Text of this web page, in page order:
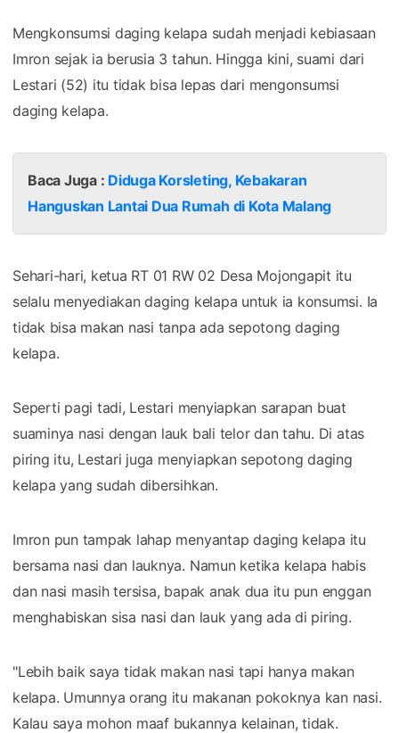
Mengkonsumsi daging kelapa sudah menjadi kebiasaan
Imron sejak ia berusia 3 tahun. Hingga kini, suami dari
Lestari (52) itu tidak bisa lepas dari mengonsumsi
daging kelapa.
Baca Juga : Diduga Korsleting, Kebakaran
Hanguskan Lantai Dua Rumah di Kota Malang
Sehari-hari, ketua RT 01 RW 02 Desa Mojongapit itu
selalu menyediakan daging kelapa untuk ia konsumsi. Ia
tidak bisa makan nasi tanpa ada sepotong daging
kelapa.
Seperti pagi tadi, Lestari menyiapkan sarapan buat
suaminya nasi dengan lauk bali telor dan tahu. Di atas
piring itu, Lestari juga menyiapkan sepotong daging
kelapa yang sudah dibersihkan.
Imron pun tampak lahap menyantap daging kelapa itu
bersama nasi dan lauknya. Namun ketika kelapa habis
dan nasi masih tersisa, bapak anak dua itu pun enggan
menghabiskan sisa nasi dan lauk yang ada di piring.
"Lebih baik saya tidak makan nasi tapi hanya makan
kelapa. Umunnya orang itu makanan pokoknya kan nasi.
Kalau saya mohon maaf bukannya kelainan, tidak.